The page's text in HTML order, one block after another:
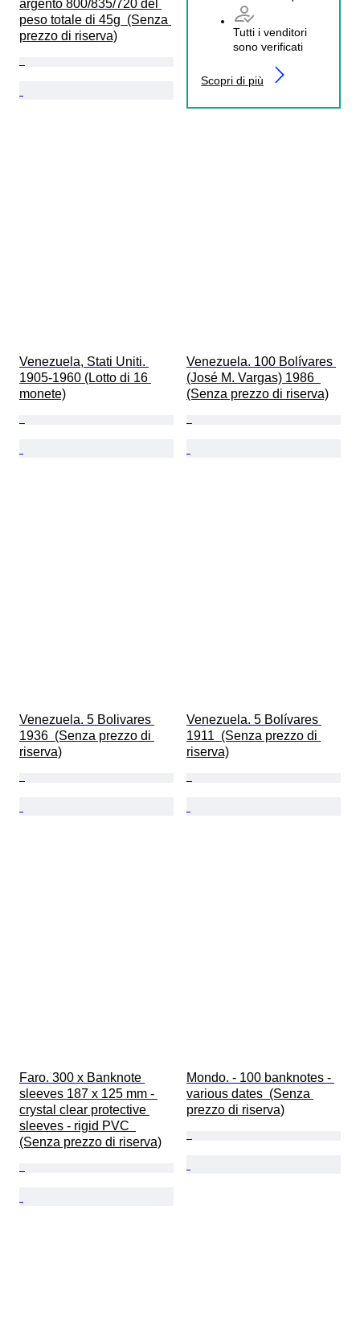
Tutti i venditori
sono verificati
Scopri di più
argento 800/835/720 del
peso totale di 45g  (Senza
prezzo di riserva)
Venezuela, Stati Uniti.
1905-1960 (Lotto di 16
monete)
Venezuela. 100 Bolívares
(José M. Vargas) 1986
(Senza prezzo di riserva)
Venezuela. 5 Bolivares
1936  (Senza prezzo di
riserva)
Venezuela. 5 Bolívares
1911  (Senza prezzo di
riserva)
Faro. 300 x Banknote
sleeves 187 x 125 mm -
crystal clear protective
sleeves - rigid PVC
(Senza prezzo di riserva)
Mondo. - 100 banknotes -
various dates  (Senza
prezzo di riserva)